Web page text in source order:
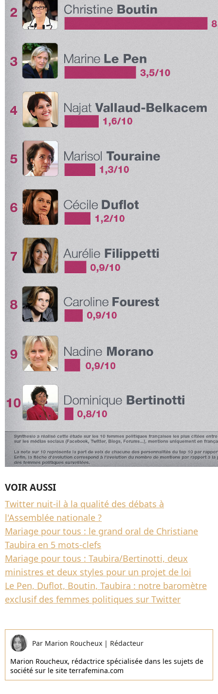
VOIR AUSSI
Twitter nuit-il à la qualité des débats à
l'Assemblée nationale ?
Mariage pour tous : le grand oral de Christiane
Taubira en 5 mots-clefs
Mariage pour tous : Taubira/Bertinotti, deux
ministres et deux styles pour un projet de loi
Le Pen, Duflot, Boutin, Taubira : notre baromètre
exclusif des femmes politiques sur Twitter
Par Marion Roucheux | Rédacteur
Marion Roucheux, rédactrice spécialisée dans les sujets de
société sur le site terrafemina.com